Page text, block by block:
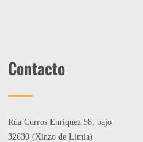
Contacto
Rúa Curros Enríquez 58, bajo
32630 (Xinzo de Limia)